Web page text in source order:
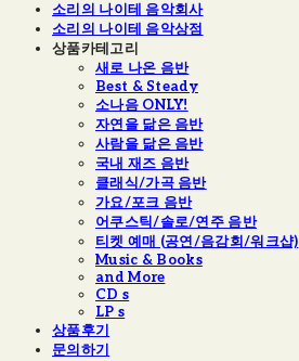
소리의 나이테 음악회사
소리의 나이테 음악상점
상품카테고리
새로 나온 음반
Best & Steady
소나음 ONLY!
자연을 닮은 음반
사람을 닮은 음반
국내 재즈 음반
클래식/가곡 음반
가요/포크 음반
어쿠스틱/솔로/연주 음반
티켓 예매 (공연/음감회/워크샵)
Music & Books
and More
CD s
LP s
상품후기
문의하기